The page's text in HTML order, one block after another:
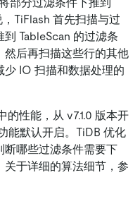
TiFlash 首先扫描与过
TableScan 的过滤条
后再扫描这些行的其他
IO 扫描和数据处理的
性能，从 v7.1.0 版本开
能默认开启。TiDB 优化
断哪些过滤条件需要下
于详细的算法细节，参